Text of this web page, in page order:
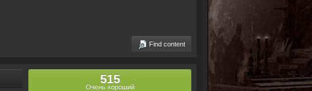
Find content
515
Очень хороший